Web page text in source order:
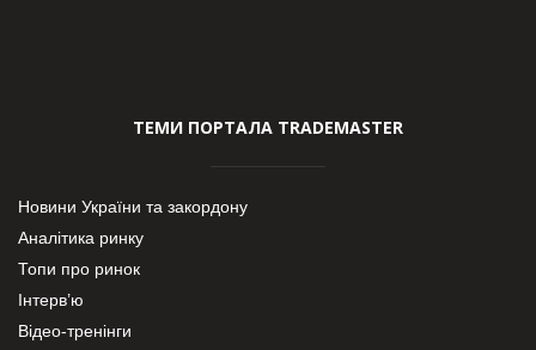
ТЕМИ ПОРТАЛА TRADEMASTER
Новини України та закордону
Аналітика ринку
Топи про ринок
Інтерв’ю
Відео-тренінги